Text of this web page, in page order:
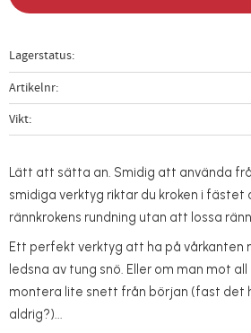
Lagerstatus
Artikelnr
Vikt
Lätt att sätta an. Smidig att använda
smidiga verktyg riktar du kroken i
rännkrokens rundning utan att lossa
Ett perfekt verktyg att ha på vårkanten
ledsna av tung snö. Eller om man mot
montera lite snett från början (fast det
aldrig?)...